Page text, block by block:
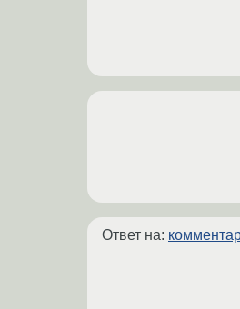
Ответ на: